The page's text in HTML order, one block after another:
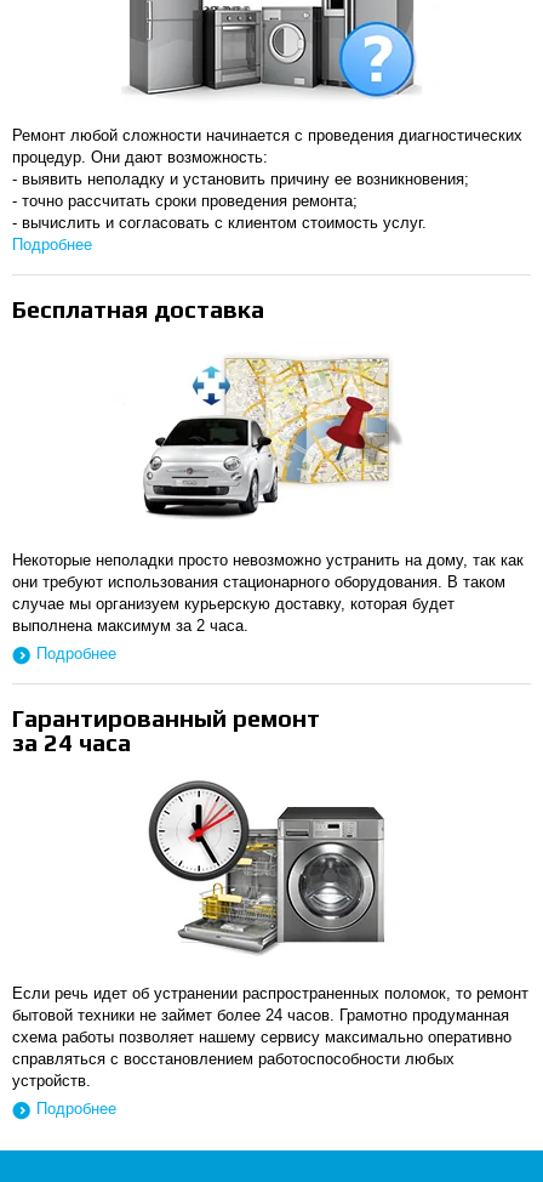
Ремонт любой сложности начинается с проведения диагностических
процедур. Они дают возможность:
- выявить неполадку и установить причину ее возникновения;
- точно рассчитать сроки проведения ремонта;
- вычислить и согласовать с клиентом стоимость услуг.
Подробнее
Бесплатная доставка
Некоторые неполадки просто невозможно устранить на дому, так как
они требуют использования стационарного оборудования. В таком
случае мы организуем курьерскую доставку, которая будет
выполнена максимум за 2 часа.
Подробнее
Гарантированный ремонт
за 24 часа
Если речь идет об устранении распространенных поломок, то ремонт
бытовой техники не займет более 24 часов. Грамотно продуманная
схема работы позволяет нашему сервису максимально оперативно
справляться с восстановлением работоспособности любых
устройств.
Подробнее